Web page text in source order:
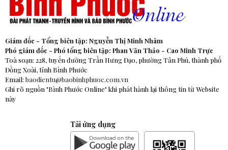
Giám đốc - Tổng biên tập: Nguyễn Thị Minh Nhâm
Phó giám đốc - Phó tổng biên tập: Phan Văn Thảo - Cao Minh Trực
Toà soạn: 228, tuyến đường Trần Hưng Đạo, phường Tân Phú, thành phố
Đồng Xoài, tỉnh Bình Phước
Email: baodientu@baobinhphuoc.com.vn
Ghi rõ nguồn "Bình Phước Online" khi phát hành lại thông tin từ Website
này
Tải ứng dụng